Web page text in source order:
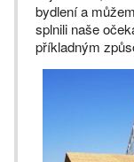
bydlení a
splnili naše
příkladným